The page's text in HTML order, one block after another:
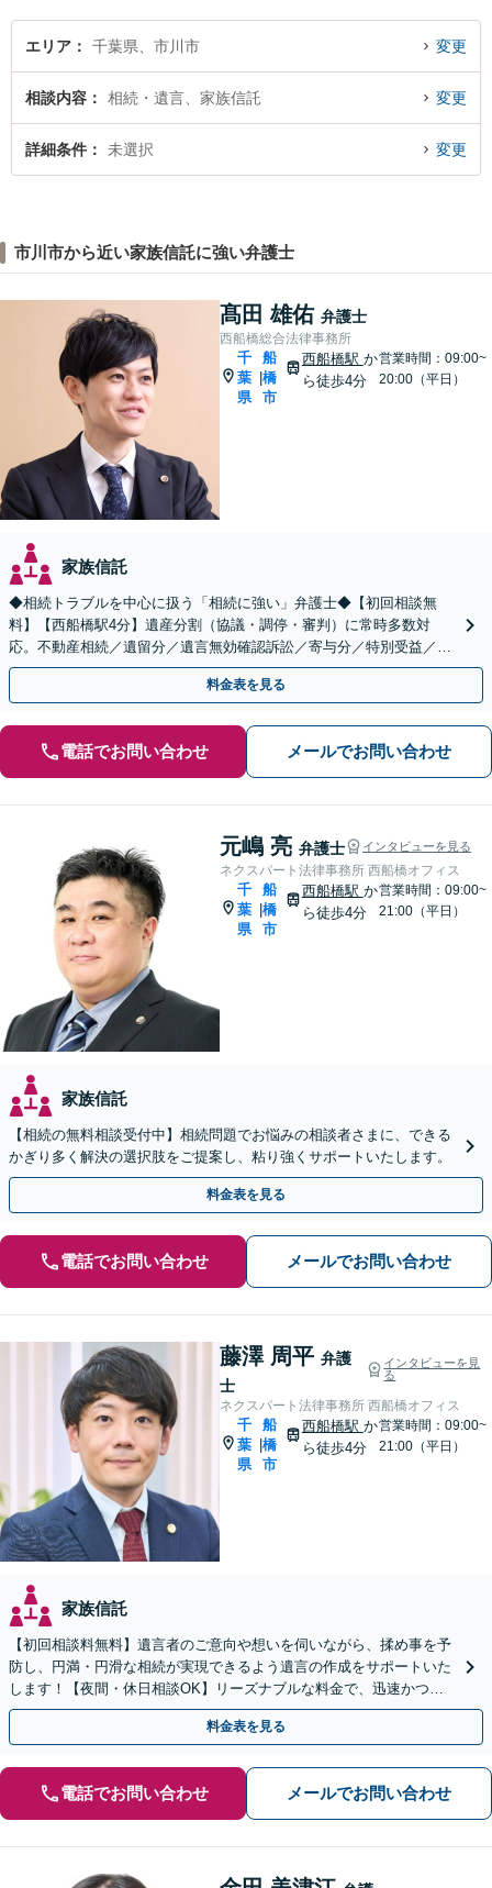
エリア 千葉県、市川市 変更
相談内容 相続・遺言、家族信託 変更
詳細条件 未選択 変更
市川市から近い家族信託に強い弁護士
髙田 雄佑 弁護士
西船橋総合法律事務所
千
葉
県
船
橋
市
西船橋駅 か
ら徒歩4分
営業時間：09:00~
20:00（平日）
家族信託
◆相続トラブルを中心に扱う「相続に強い」弁護士◆【初回相談無
料】【西船橋駅4分】遺産分割（協議・調停・審判）に常時多数対
応。不動産相続／遺留分／遺言無効確認訴訟／寄与分／特別受益／使
途不明金など複雑な案件もお任せください【夜間・土日相談◎】
料金表を見る
電話でお問い合わせ メールでお問い合わせ
元嶋 亮 弁護士 インタビューを見る
ネクスパート法律事務所 西船橋オフィス
千
葉
県
船
橋
市
西船橋駅 か
ら徒歩4分
営業時間：09:00~
21:00（平日）
家族信託
【相続の無料相談受付中】相続問題でお悩みの相談者さまに、できる
かぎり多く解決の選択肢をご提案し、粘り強くサポートいたします。
料金表を見る
電話でお問い合わせ メールでお問い合わせ
藤澤 周平 弁護
士
インタビューを見
る
ネクスパート法律事務所 西船橋オフィス
千
葉
県
船
橋
市
西船橋駅 か
ら徒歩4分
営業時間：09:00~
21:00（平日）
家族信託
【初回相談料無料】遺言者のご意向や想いを伺いながら、揉め事を予
防し、円満・円滑な相続が実現できるよう遺言の作成をサポートいた
します！【夜間・休日相談OK】リーズナブルな料金で、迅速かつス
ピーディーにまごころを持って対応させて頂きます。
料金表を見る
電話でお問い合わせ メールでお問い合わせ